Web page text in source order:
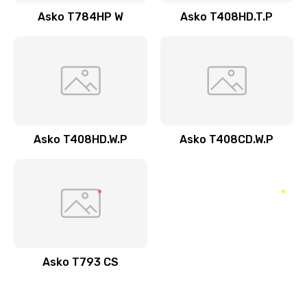
Asko T784HP W Asko T408HD.T.P
Asko T408HD.W.P Asko T408CD.W.P
Asko T793 CS